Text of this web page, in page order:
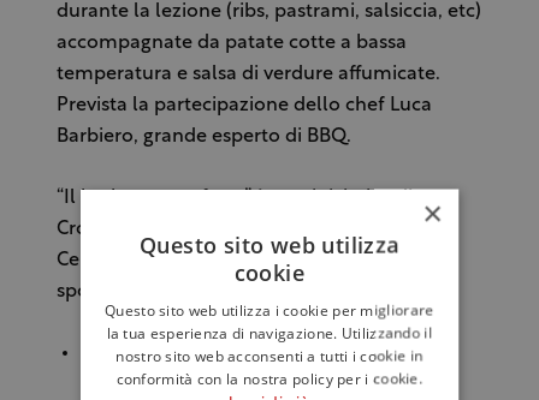
durante la lezione (ribs, pastrami, salsiccia, etc)
accompagnate da patate cotte a bassa
temperatura e salsa di verdure affumicate.
Prevista la partecipazione dello chef Luca
Barbiero, grande esperto di BBQ.
“Il barbecue perfetto” è una iniziativa di
Cronache di Gusto in collaborazione con
Centro Carne e Duca di Salaparuta. Ecco gli
sponsor:
Camiceria Lillo Scarantino,azienda
specializzata nella produzione di
×
Questo sito web utilizza
cookie
Questo sito web utilizza i cookie per migliorare
la tua esperienza di navigazione. Utilizzando il
nostro sito web acconsenti a tutti i cookie in
conformità con la nostra policy per i cookie.